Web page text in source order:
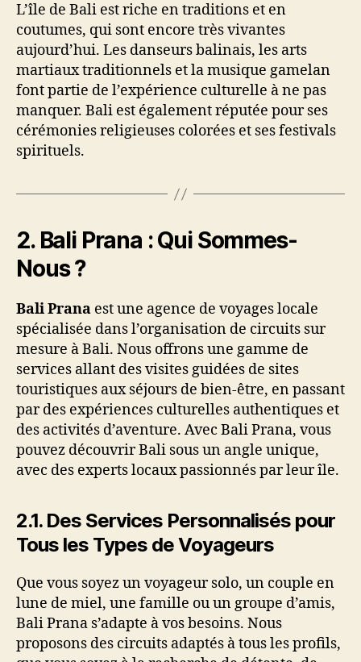
L’île de Bali est riche en traditions et en
coutumes, qui sont encore très vivantes
aujourd’hui. Les danseurs balinais, les arts
martiaux traditionnels et la musique gamelan
font partie de l’expérience culturelle à ne pas
manquer. Bali est également réputée pour ses
cérémonies religieuses colorées et ses festivals
spirituels.
2. Bali Prana : Qui Sommes-
Nous ?
Bali Prana est une agence de voyages locale
spécialisée dans l’organisation de circuits sur
mesure à Bali. Nous offrons une gamme de
services allant des visites guidées de sites
touristiques aux séjours de bien-être, en passant
par des expériences culturelles authentiques et
des activités d’aventure. Avec Bali Prana, vous
pouvez découvrir Bali sous un angle unique,
avec des experts locaux passionnés par leur île.
2.1. Des Services Personnalisés pour
Tous les Types de Voyageurs
Que vous soyez un voyageur solo, un couple en
lune de miel, une famille ou un groupe d’amis,
Bali Prana s’adapte à vos besoins. Nous
proposons des circuits adaptés à tous les profils,